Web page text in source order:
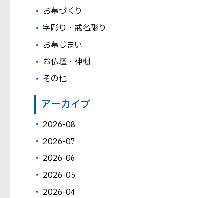
お墓づくり
字彫り・戒名彫り
お墓じまい
お仏壇・神棚
その他
アーカイブ
2026-08
2026-07
2026-06
2026-05
2026-04